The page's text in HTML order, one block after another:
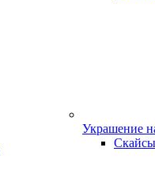
Украшение